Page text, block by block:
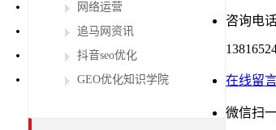
网络运营
追马网资讯
抖音seo优化
GEO优化知识学院
咨询电
在线留
微信扫